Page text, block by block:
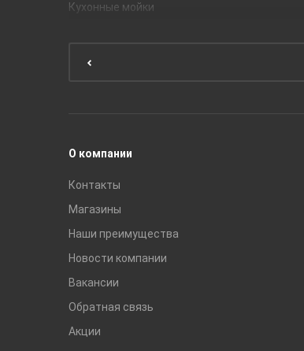
Кухонные мойки
О компании
Контакты
Магазины
Наши преимущества
Новости компании
Вакансии
Обратная связь
Акции